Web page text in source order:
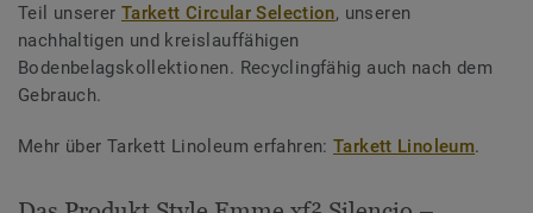
Teil unserer Tarkett Circular Selection, unseren
nachhaltigen und kreislauffähigen
Bodenbelagskollektionen. Recyclingfähig auch nach dem
Gebrauch.
Mehr über Tarkett Linoleum erfahren:Tarkett Linoleum.